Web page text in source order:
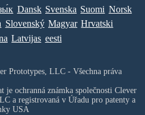
Dansk Svenska Suomi Norsk
Slovenský Magyar Hrvatski
Latvijas eesti
Prototypes, LLC - Všechna práva
je ochranná známka společnosti Clever
a registrovaná v Úřadu pro patenty a
USA